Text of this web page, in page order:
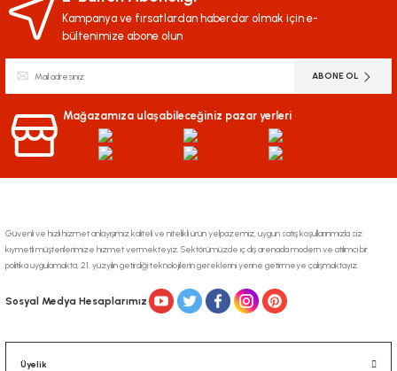
Kampanya ve fırsatlardan haberdar olmak için e-
bültenimize abone olun
ABONE OL
Mağazamıza ulaşabileceğiniz pazar yerleri
Güvenli ve hızlı hizmet anlayışımız kaliteli ve nitelikli ürün yelpazemiz, uygun satış koşullarınmızla siz
kıymetli müşterilerimize hizmet vermekteyiz. Sektörümüzde iç dış arenada modern ve atılımcı bir
politika uygulamakta, 21. yüzyılın getirdiği teknolojilerin gereklerini yerine getirmeye çalışmaktayız.
Sosyal Medya Hesaplarımız
Üyelik